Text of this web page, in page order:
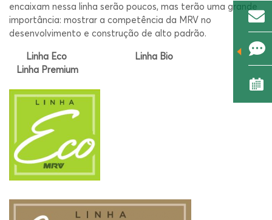
encaixam nessa linha serão poucos, mas terão uma grande
importância: mostrar a competência da MRV no
desenvolvimento e construção de alto padrão.
Linha Eco
Linha Bio
Linha Premium